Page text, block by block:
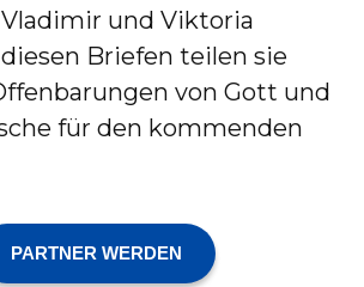
und Viktoria
Briefen teilen sie
von Gott und
für den kommenden
PARTNER WERDEN